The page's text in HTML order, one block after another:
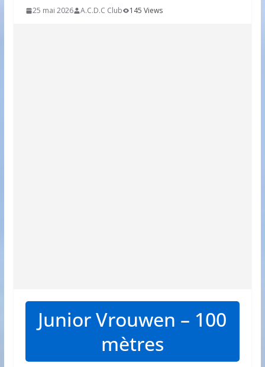
25 mai 2026 A.C.D.C Club 145 Views
Junior Vrouwen – 100
mètres